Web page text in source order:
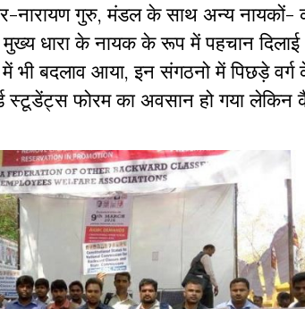
नारायण गुरु, मंडल के साथ अन्य नायकों-
मुख्य धारा के नायक के रूप में पहचान
भी बदलाव आया, इन संगठनो में पिछड़े वर्ग
स्टूडेंट्स फोरम का अवसान हो गया